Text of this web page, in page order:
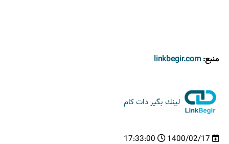
منبع: linkbegir.com
لینك بگیر دات كام
1400/02/17
17:33:00